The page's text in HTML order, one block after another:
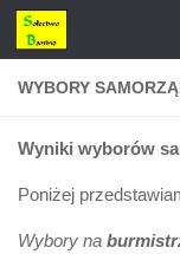
Przejdź do treści
WYBORY
Wyniki wyborów
Poniżej
Wybory na